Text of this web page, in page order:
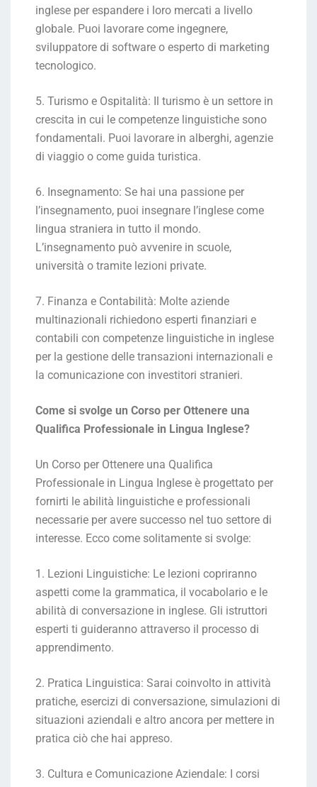
inglese per espandere i loro mercati a livello
globale. Puoi lavorare come ingegnere,
sviluppatore di software o esperto di marketing
tecnologico.
5. Turismo e Ospitalità: Il turismo è un settore in
crescita in cui le competenze linguistiche sono
fondamentali. Puoi lavorare in alberghi, agenzie
di viaggio o come guida turistica.
6. Insegnamento: Se hai una passione per
l’insegnamento, puoi insegnare l’inglese come
lingua straniera in tutto il mondo.
L’insegnamento può avvenire in scuole,
università o tramite lezioni private.
7. Finanza e Contabilità: Molte aziende
multinazionali richiedono esperti finanziari e
contabili con competenze linguistiche in inglese
per la gestione delle transazioni internazionali e
la comunicazione con investitori stranieri.
Come si svolge un Corso per Ottenere una
Qualifica Professionale in Lingua Inglese?
Un Corso per Ottenere una Qualifica
Professionale in Lingua Inglese è progettato per
fornirti le abilità linguistiche e professionali
necessarie per avere successo nel tuo settore di
interesse. Ecco come solitamente si svolge:
1. Lezioni Linguistiche: Le lezioni copriranno
aspetti come la grammatica, il vocabolario e le
abilità di conversazione in inglese. Gli istruttori
esperti ti guideranno attraverso il processo di
apprendimento.
2. Pratica Linguistica: Sarai coinvolto in attività
pratiche, esercizi di conversazione, simulazioni di
situazioni aziendali e altro ancora per mettere in
pratica ciò che hai appreso.
3. Cultura e Comunicazione Aziendale: I corsi